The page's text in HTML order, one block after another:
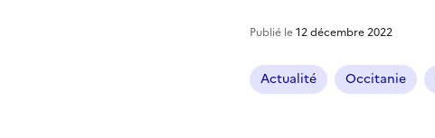
Publié le12 décembre 2022
Actualité Occitanie